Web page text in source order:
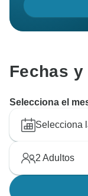
Fechas
Selecciona el
Selecciona
2 Adultos